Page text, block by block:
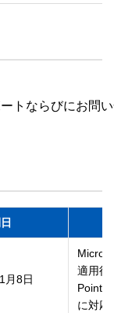
ならびにお問い
月8日
適用後
に対応